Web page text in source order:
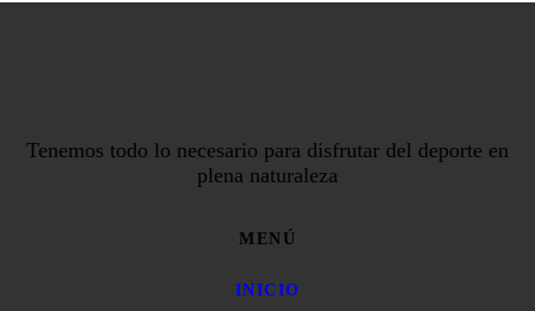
Tenemos todo lo necesario para disfrutar del deporte en
plena naturaleza
MENÚ
INICIO